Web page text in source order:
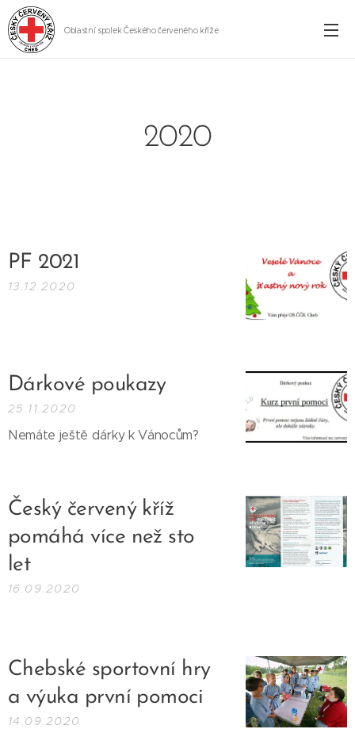
Oblastní spolek Českého červeného kříže
2020
PF 2021
13.12.2020
Dárkové poukazy
25.11.2020
Nemáte ještě dárky k Vánocům?
Český červený kříž
pomáhá více než sto
let
16.09.2020
Chebské sportovní hry
a výuka první pomoci
14.09.2020